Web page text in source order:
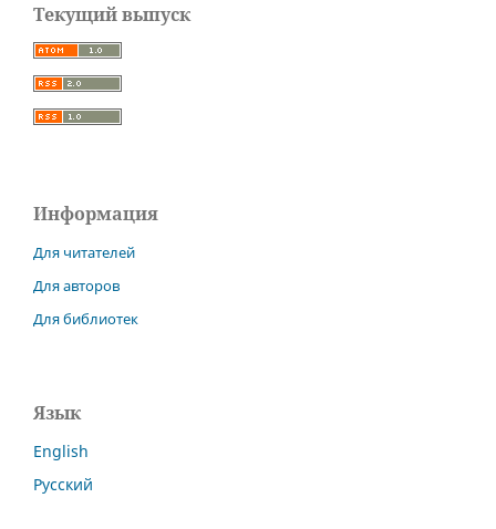
Текущий выпуск
Информация
Для читателей
Для авторов
Для библиотек
Язык
English
Русский